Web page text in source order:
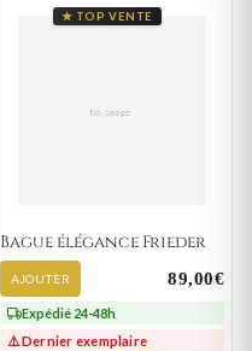
★ TOP VENTE
Bague élégance Frieder
AJOUTER 89,00€
Expédié 24-48h
⚠️ Dernier exemplaire